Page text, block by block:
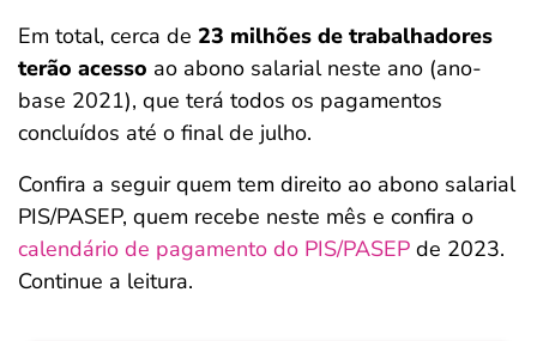
Em total, cerca de 23 milhões de trabalhadores
terão acesso ao abono salarial neste ano (ano-
base 2021), que terá todos os pagamentos
concluídos até o final de julho.
Confira a seguir quem tem direito ao abono salarial
PIS/PASEP, quem recebe neste mês e confira o
calendário de pagamento do PIS/PASEP de 2023.
Continue a leitura.